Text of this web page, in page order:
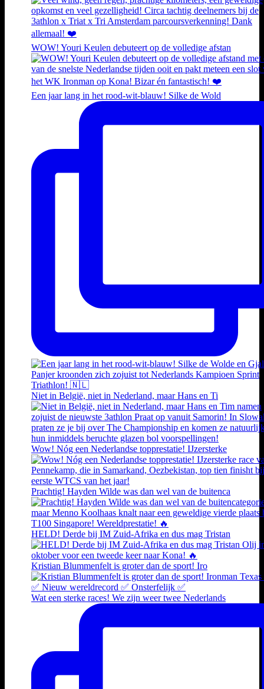
WOW! Youri Keulen debuteert op de volledige afstan
Een jaar lang in het rood-wit-blauw! Silke de Wold
Niet in België, niet in Nederland, maar Hans en Ti
Wow! Nóg een Nederlandse topprestatie! IJzersterke
Prachtig! Hayden Wilde was dan wel van de buitenca
HELD! Derde bij IM Zuid-Afrika en dus mag Tristan
Kristian Blummenfelt is groter dan de sport! Iro
Wat een sterke races! We zijn weer twee Nederlands